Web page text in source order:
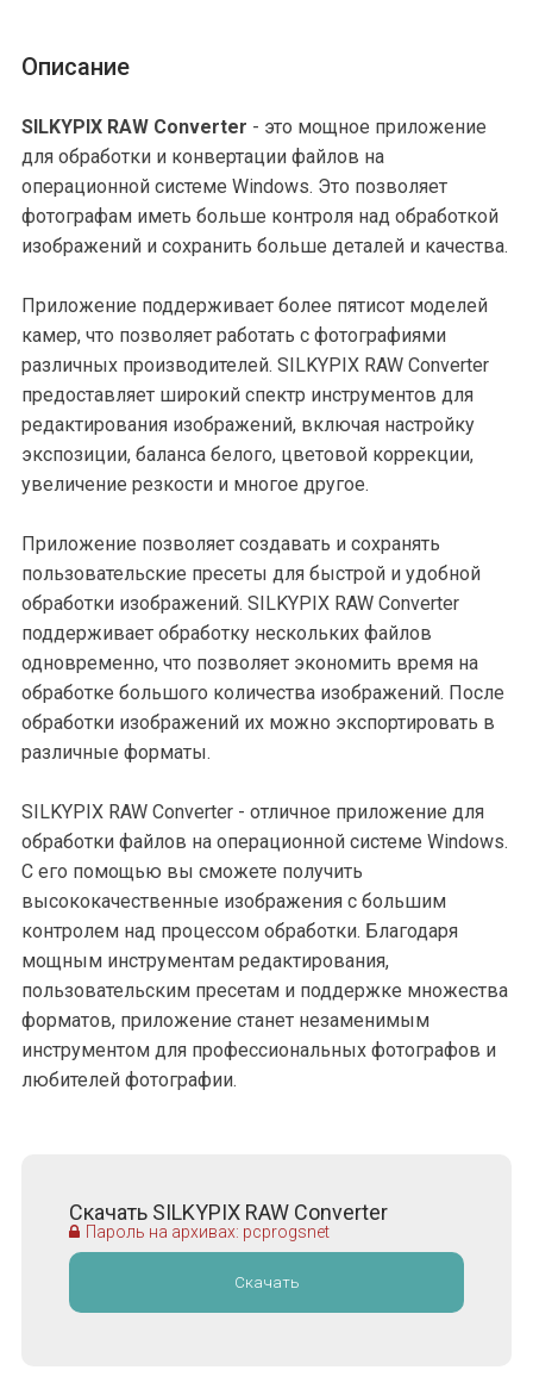
Описание
SILKYPIX RAW Converter - это мощное приложение
для обработки и конвертации файлов на
операционной системе Windows. Это позволяет
фотографам иметь больше контроля над обработкой
изображений и сохранить больше деталей и качества.
Приложение поддерживает более пятисот моделей
камер, что позволяет работать с фотографиями
различных производителей. SILKYPIX RAW Converter
предоставляет широкий спектр инструментов для
редактирования изображений, включая настройку
экспозиции, баланса белого, цветовой коррекции,
увеличение резкости и многое другое.
Приложение позволяет создавать и сохранять
пользовательские пресеты для быстрой и удобной
обработки изображений. SILKYPIX RAW Converter
поддерживает обработку нескольких файлов
одновременно, что позволяет экономить время на
обработке большого количества изображений. После
обработки изображений их можно экспортировать в
различные форматы.
SILKYPIX RAW Converter - отличное приложение для
обработки файлов на операционной системе Windows.
С его помощью вы сможете получить
высококачественные изображения с большим
контролем над процессом обработки. Благодаря
мощным инструментам редактирования,
пользовательским пресетам и поддержке множества
форматов, приложение станет незаменимым
инструментом для профессиональных фотографов и
любителей фотографии.
Скачать SILKYPIX RAW Converter
Пароль на архивах: pcprogsnet
Скачать